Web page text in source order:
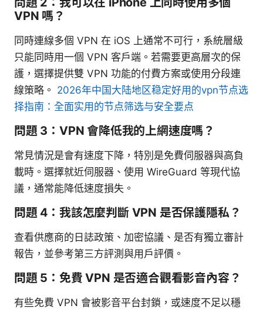
VPN 嗎？
同時連線多個 VPN 在 iOS 上通常不可行，系統層級
只能同時用一個 VPN 客戶端。若需要更高層次的保
護，選擇提供雙 VPN 功能的付費方案或使用分段連
線策略。 2026年中国大陆地区稳定好用的vpn节点选
择指南：全面实用的节点筛选与安全要点
問題 3：VPN 會降低我的上網速度嗎？
常見情況是會有速度下降，特別是免費伺服器與高負
載時。選擇就近伺服器、使用 WireGuard 等現代協
議，通常能降低速度損失。
問題 4：我該怎麼判斷 VPN 是否保護隱私？
查看供應商的日誌政策、加密協議、是否有獨立審計
報告，並參考第三方評測與用戶評價。
問題 5：免費 VPN 是否適合觀看影音內容？
有些免費 VPN 會被影音平台封鎖，或速度不足以穩